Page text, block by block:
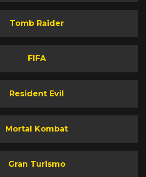
Tomb Raider
FIFA
Resident Evil
Mortal Kombat
Gran Turismo